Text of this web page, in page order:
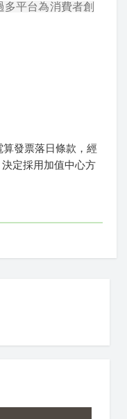
平台為消費者創
算發票落日條款，經
定採用加值中心方